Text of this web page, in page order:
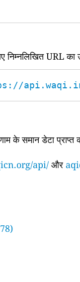
URL
api.waqi.info/
के समान डेटा
api/ और